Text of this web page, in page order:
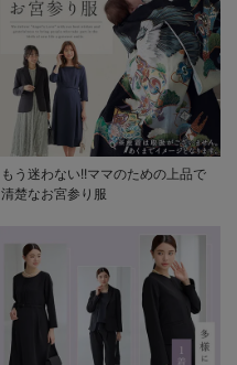
もう迷わない!!ママのための上品で
清楚なお宮参り服